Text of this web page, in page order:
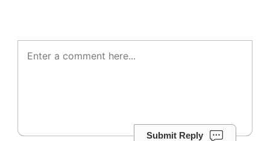
Submit Reply